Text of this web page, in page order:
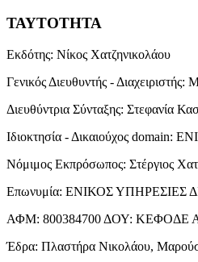
ΤΑΥΤΟΤΗΤΑ
Εκδότης: Νίκος Χατζηνικολάου
Γενικός Διευθυντής - Διαχειριστής:
Διευθύντρια Σύνταξης: Στεφανία
Ιδιοκτησία - Δικαιούχος domain:
Νόμιμος Εκπρόσωπος: Στέργιος
Επωνυμία: ΕΝΙΚΟΣ ΥΠΗΡΕΣΙΕΣ
ΑΦΜ: 800384700 ΔΟΥ: ΚΕΦΟΔΕ
Έδρα: Πλαστήρα Νικολάου,